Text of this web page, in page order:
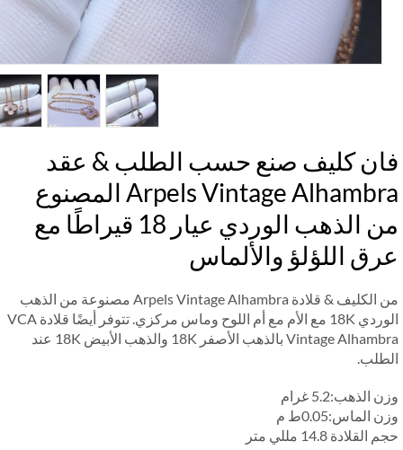
كليف صنع حسب الطلب & عقد
Arpels Vintage Alhambra المصنوع
من الذهب الوردي عيار 18 قيراطًا مع
اللؤلؤ والألماس
من الكليف & قلادة Arpels Vintage Alhambra مصنوعة من الذهب
الوردي 18K مع الأم مع أم اللوح وماس مركزي. تتوفر أيضًا قلادة VCA
Vintage Alhambra بالذهب الأصفر 18K والذهب الأبيض 18K عند
الذهب:5.2 غرام
الماس:0.05ط م
14.8 مللي متر